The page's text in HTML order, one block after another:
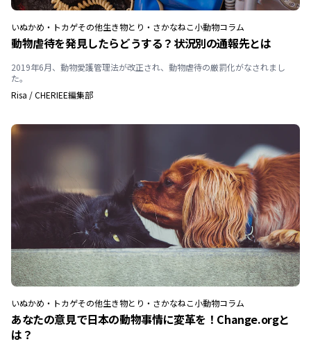
いぬかめ・トカゲその他生き物とり・さかなねこ小動物コラム
動物虐待を発見したらどうする？状況別の通報先とは
2019年6月、動物愛護管理法が改正され、動物虐待の厳罰化がなされまし
た。
Risa /CHERIEE編集部
いぬかめ・トカゲその他生き物とり・さかなねこ小動物コラム
あなたの意見で日本の動物事情に変革を！Change.orgと
は？